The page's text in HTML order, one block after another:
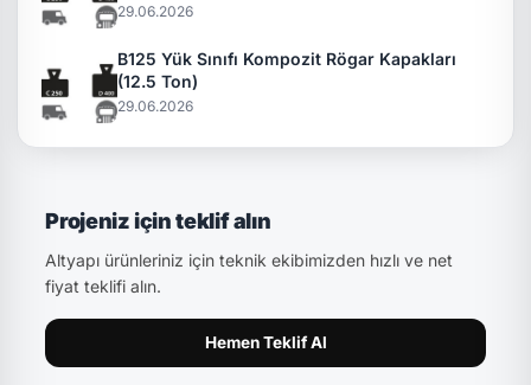
29.06.2026
B125 Yük Sınıfı Kompozit Rögar Kapakları
(12.5 Ton)
29.06.2026
Projeniz için teklif alın
Altyapı ürünleriniz için teknik ekibimizden hızlı ve net
fiyat teklifi alın.
Hemen Teklif Al